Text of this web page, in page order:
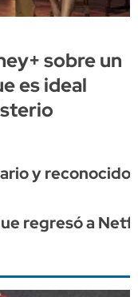
sobre un
es ideal
y
regresó a